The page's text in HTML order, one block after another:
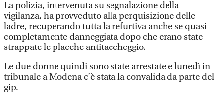
La polizia, intervenuta su segnalazione della
vigilanza, ha provveduto alla perquisizione delle
ladre, recuperando tutta la refurtiva anche se quasi
completamente danneggiata dopo che erano state
strappate le placche antitaccheggio.
Le due donne quindi sono state arrestate e lunedì in
tribunale a Modena c’è stata la convalida da parte del
gip.